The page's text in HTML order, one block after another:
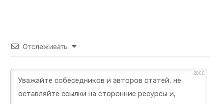
Отслеживать
2000